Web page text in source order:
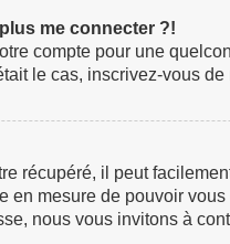
me connecter ?!
compte pour une
le cas, inscrivez-vous
récupéré, il peut
mesure de pouvoir
nous vous invitons à